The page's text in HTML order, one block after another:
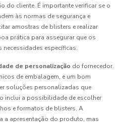
do cliente. É importante verificar se o
às normas de segurança e
amostras de blisters e realizar
prática para assegurar que os
específicas.
de personalização do fornecedor.
de embalagem, e um bom
soluções personalizadas que
inclui a possibilidade de escolher
e formatos de blisters. A
a apresentação do produto, mas